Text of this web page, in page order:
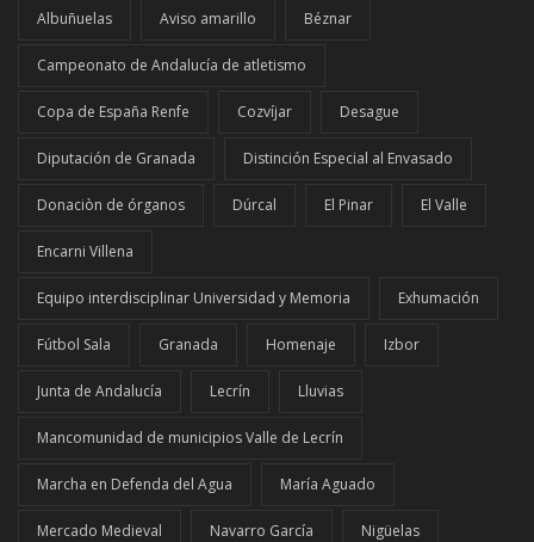
Albuñuelas Aviso amarillo Béznar
Campeonato de Andalucía de atletismo
Copa de España Renfe Cozvíjar Desague
Diputación de Granada Distinción Especial al Envasado
Donaciòn de órganos Dúrcal El Pinar El Valle
Encarni Villena
Equipo interdisciplinar Universidad y Memoria Exhumación
Fútbol Sala Granada Homenaje Izbor
Junta de Andalucía Lecrín Lluvias
Mancomunidad de municipios Valle de Lecrín
Marcha en Defenda del Agua María Aguado
Mercado Medieval Navarro García Nigüelas